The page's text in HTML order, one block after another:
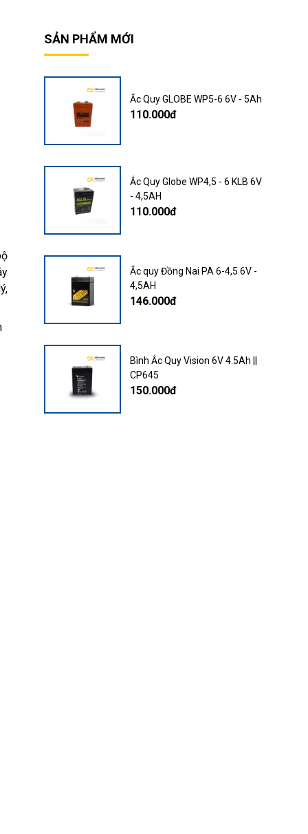
SẢN PHẨM MỚI
Ắc Quy GLOBE WP5-6 6V - 5Ah
110.000đ
Ắc Quy Globe WP4,5 - 6 KLB 6V
- 4,5AH
110.000đ
Ắc quy Đồng Nai PA 6-4,5 6V -
4,5AH
146.000đ
Bình Ắc Quy Vision 6V 4.5Ah ||
CP645
150.000đ